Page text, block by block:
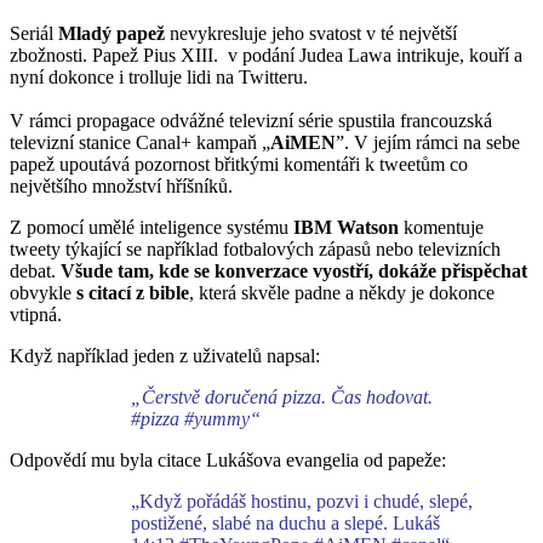
Seriál Mladý papež nevykresluje jeho svatost v té největší
zbožnosti. Papež Pius XIII. v podání Judea Lawa intrikuje, kouří a
nyní dokonce i trolluje lidi na Twitteru.
V rámci propagace odvážné televizní série spustila francouzská
televizní stanice Canal+ kampaň „AiMEN”. V jejím rámci na sebe
papež upoutává pozornost břitkými komentáři k tweetům co
největšího množství hříšníků.
Z pomocí umělé inteligence systému IBM Watson komentuje
tweety týkající se například fotbalových zápasů nebo televizních
debat. Všude tam, kde se konverzace vyostří, dokáže přispěchat
obvykle s citací z bible, která skvěle padne a někdy je dokonce
vtipná.
Když například jeden z uživatelů napsal:
„Čerstvě doručená pizza. Čas hodovat.
#pizza #yummy“
Odpovědí mu byla citace Lukášova evangelia od papeže:
„Když pořádáš hostinu, pozvi i chudé, slepé,
postižené, slabé na duchu a slepé. Lukáš